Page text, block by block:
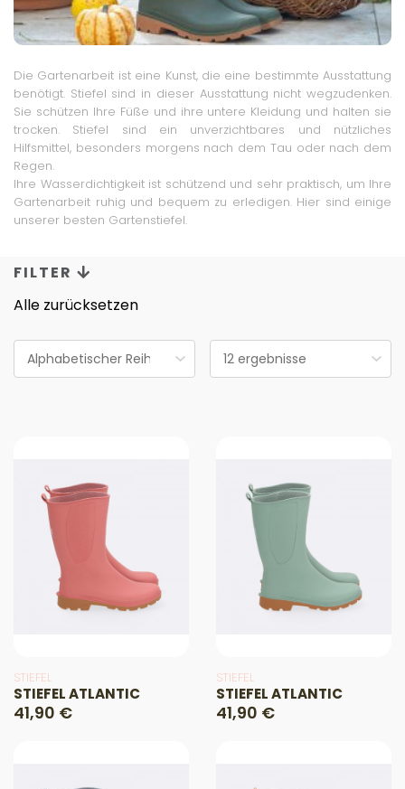
Die Gartenarbeit ist eine Kunst, die eine bestimmte Ausstattung
benötigt. Stiefel sind in dieser Ausstattung nicht wegzudenken.
Sie schützen Ihre Füße und ihre untere Kleidung und halten sie
trocken. Stiefel sind ein unverzichtbares und nützliches
Hilfsmittel, besonders morgens nach dem Tau oder nach dem
Regen.
Ihre Wasserdichtigkeit ist schützend und sehr praktisch, um Ihre
Gartenarbeit ruhig und bequem zu erledigen. Hier sind einige
unserer besten Gartenstiefel.
FILTER
Alle zurücksetzen
STIEFEL
STIEFEL ATLANTIC
41,90 €
STIEFEL
STIEFEL ATLANTIC
41,90 €